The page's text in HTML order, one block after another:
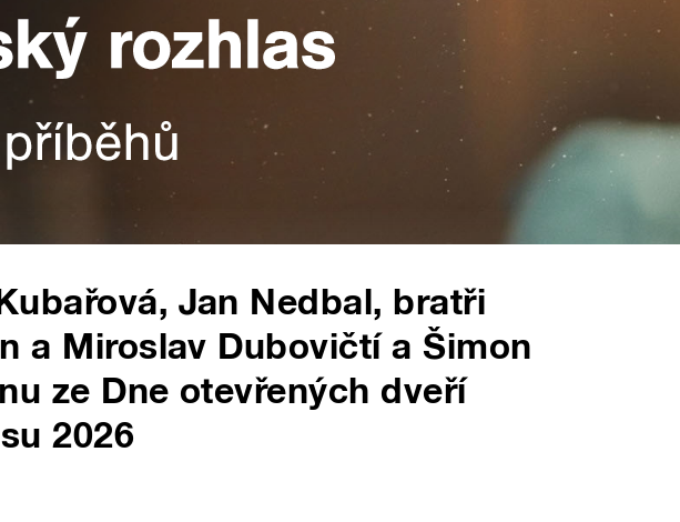
Jan Nedbal, bratři
a Miroslav Dubovičtí a Šimon
ze Dne otevřených dveří
2026